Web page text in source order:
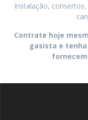
Instalação,
Contrate hoje
gasista e